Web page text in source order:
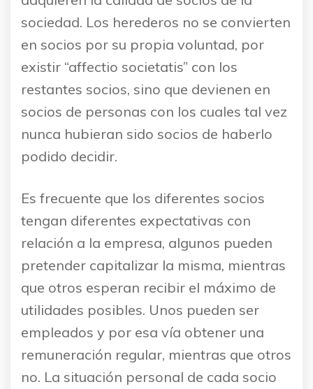
sociedad. Los herederos no se convierten
en socios por su propia voluntad, por
existir “affectio societatis” con los
restantes socios, sino que devienen en
socios de personas con los cuales tal vez
nunca hubieran sido socios de haberlo
podido decidir.
Es frecuente que los diferentes socios
tengan diferentes expectativas con
relación a la empresa, algunos pueden
pretender capitalizar la misma, mientras
que otros esperan recibir el máximo de
utilidades posibles. Unos pueden ser
empleados y por esa vía obtener una
remuneración regular, mientras que otros
no. La situación personal de cada socio